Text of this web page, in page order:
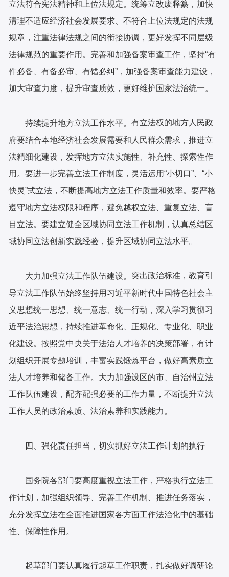
立法符合宪法精神和上位法规定。统筹立改废释纂，加快
清理不适应经济社会发展要求、不符合上位法规定的法规
规章，注重法律法规之间的衔接协调，更好发挥不同层级
法律规范的重要作用。完善和加强备案审查工作，坚持“有
件必备、有备必审、有错必纠”，加强备案审查能力建设，
加大审查力度，提升审查质效，更好维护国家法治统一。
持续提升地方立法工作水平。有立法权的地方人民政
府要结合本地经济社会发展需要和人民群众需求，推进立
法精细化建设，发挥地方立法实施性、补充性、探索性作
用。要进一步完善立法工作制度，灵活运用“小切口”、“小
快灵”式立法，不断提高地方立法工作质量和效率。要严格
遵守地方立法权限和程序，避免越权立法、重复立法、盲
目立法。要建立健全区域协同立法工作机制，认真总结区
域协同立法创新实践经验，提升区域协同立法水平。
大力加强立法工作队伍建设。 突出政治标准，教育引
导立法工作队伍始终坚持用习近平新时代中国特色社会主
义思想统一思想、统一意志、统一行动，深入学习贯彻习
近平法治思想，持续推进革命化、正规化、专业化、职业
化建设。按照党中央关于法治人才培养的决策部署，有计
划组织开展专题培训，丰富实践锻炼平台，做好高素质立
法人才培养和储备工作。大力加强设区的市、自治州立法
工作队伍建设，配齐配强必要的工作力量，不断提升立法
工作人员的政治素质、法治素养和实践能力。
四、强化责任担当，切实抓好立法工作计划的执行
国务院各部门要高度重视立法工作，严格执行立法工
作计划，加强组织领导、完善工作机制、推进任务落实，
充分发挥立法在全面推进国家各方面工作法治化中的基础
性、保障性作用。
起草部门要认真履行起草工作职责，扎实做好调研论